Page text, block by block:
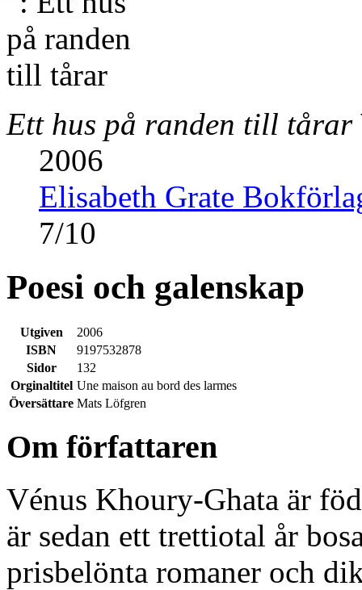
Ett hus på randen till tårar
2006
Elisabeth Grate
7/10
Poesi och galenskap
Utgiven
2006
ISBN
9197532878
Sidor
132
Orginaltitel Une maison au bord des larmes
Översättare Mats Löfgren
Om författaren
Vénus Khoury-Ghata är
är sedan ett trettiotal år
prisbelönta romaner och